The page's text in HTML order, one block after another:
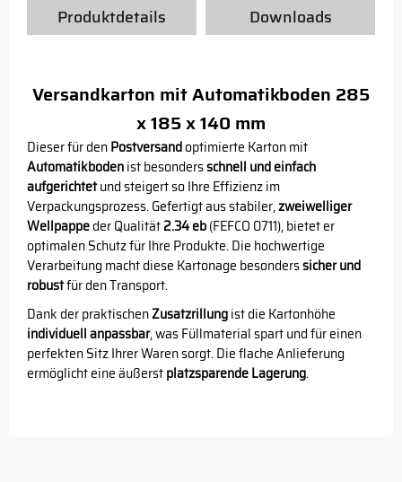
Produktdetails Downloads
Versandkarton mit Automatikboden 285
x 185 x 140 mm
Dieser für denPostversandoptimierte Karton mit
Automatikbodenist besondersschnell und einfach
aufgerichtetund steigert so Ihre Effizienz im
Verpackungsprozess. Gefertigt aus stabiler,zweiwelliger
Wellpappeder Qualität2.34 eb(FEFCO 0711), bietet er
optimalen Schutz für Ihre Produkte. Die hochwertige
Verarbeitung macht diese Kartonage besonderssicher und
robustfür den Transport.
Dank der praktischenZusatzrillungist die Kartonhöhe
individuell anpassbar, was Füllmaterial spart und für einen
perfekten Sitz Ihrer Waren sorgt. Die flache Anlieferung
ermöglicht eine äußerstplatzsparende Lagerung.